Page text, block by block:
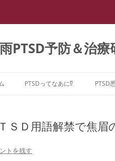
PTSD予防＆治療
PTSDってなあに⁉
こころのケア ＝ PTSD予防
PTSD
ＳＤ用語解禁で焦
トを残す